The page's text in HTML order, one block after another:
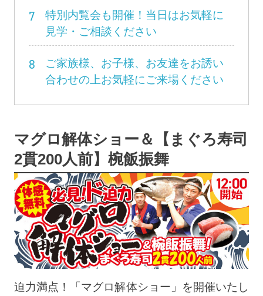
7
特別内覧会も開催！当日はお気軽に
見学・ご相談ください
8
ご家族様、お子様、お友達をお誘い
合わせの上お気軽にご来場ください
マグロ解体ショー＆【まぐろ寿司
2貫200人前】椀飯振舞
迫力満点！「マグロ解体ショー」を開催いたし